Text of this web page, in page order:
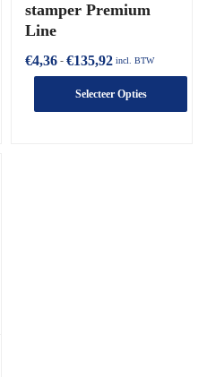
stamper Premium
Line
€4,36 - €135,92 incl. BTW
Selecteer Opties